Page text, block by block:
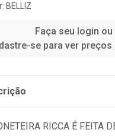
BELLIZ
Faça seu login ou
se para ver preços
RICCA É FEITA